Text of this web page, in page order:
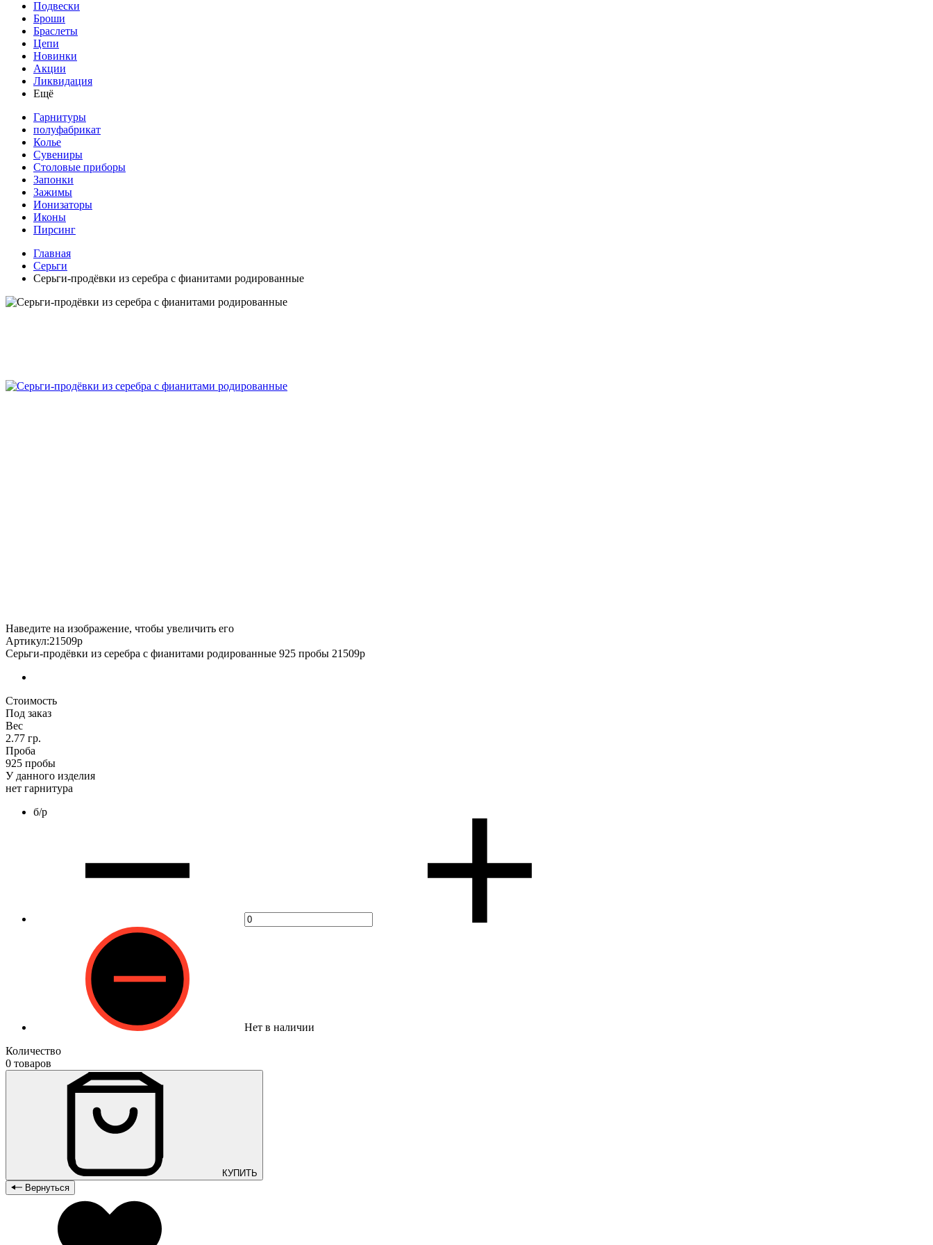
Подвески
Броши
Браслеты
Цепи
Новинки
Акции
Ликвидация
Ещё
Гарнитуры
полуфабрикат
Колье
Сувениры
Столовые приборы
Запонки
Зажимы
Ионизаторы
Иконы
Пирсинг
Главная
Серьги
Серьги-продёвки из серебра с фианитами родированные
Наведите на изображение, чтобы увеличить его
Артикул:21509р
Серьги-продёвки из серебра с фианитами родированные 925 пробы 21509р
Стоимость
Под заказ
Вес
2.77 гр.
Проба
925 пробы
У данного изделия
нет гарнитура
б/р
Нет в наличии
Количество
0 товаров
КУПИТЬ
Вернуться